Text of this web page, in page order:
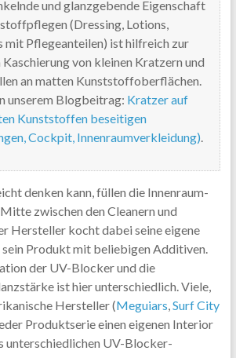
und glanzgebende Eigenschaft
(Dressing, Lotions,
mit Pflegeanteilen) ist hilfreich zur
von kleinen Kratzern und
an matten Kunststoffoberflächen.
unserem Blogbeitrag: Kratzer auf
Kunststoffen beseitigen
Cockpit, Innenraumverkleidung)
denken kann, füllen die Innenraum-
zwischen den Cleanern und
Hersteller kocht dabei seine eigene
sein Produkt mit beliebigen Additiven.
der UV-Blocker und die
ist hier unterschiedlich. Viele,
Hersteller (Meguiars Surf City
Produktserie einen eigenen Interior
unterschiedlichen UV-Blocker-